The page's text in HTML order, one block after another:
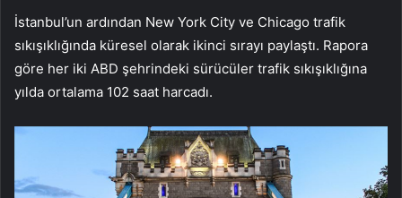
İstanbul’un ardından New York City ve Chicago trafik
sıkışıklığında küresel olarak ikinci sırayı paylaştı. Rapora
göre her iki ABD şehrindeki sürücüler trafik sıkışıklığına
yılda ortalama 102 saat harcadı.